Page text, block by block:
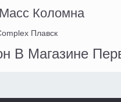
Коломна
Плавск
В Магазине